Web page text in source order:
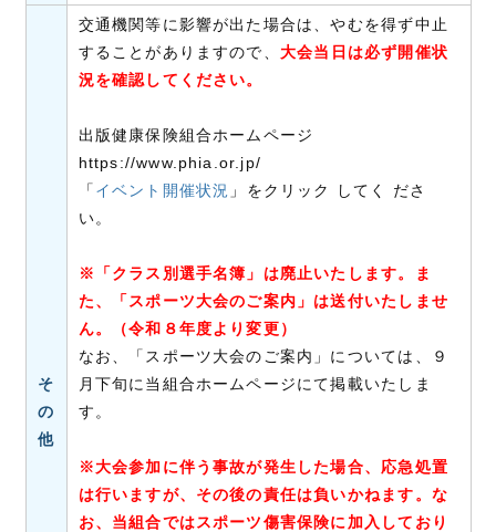
そ
の
他
交通機関等に影響が出た場合は、やむを得ず中止
することがありますので、 大会当日は必ず開催状
況を確認してください。
出版健康保険組合ホームページ
https://www.phia.or.jp/
「 イベント開催状況 」をクリック してく ださ
い。
※「クラス別選手名簿」は廃止いたします。ま
た、「スポーツ大会のご案内」は送付いたしませ
ん。（令和８年度より変更）
なお、「スポーツ大会のご案内」については、９
月下旬に当組合ホームページにて掲載いたしま
す。
※大会参加に伴う事故が発生した場合、応急処置
は行いますが、その後の責任は負いかねます。な
お、当組合ではスポーツ傷害保険に加入しており